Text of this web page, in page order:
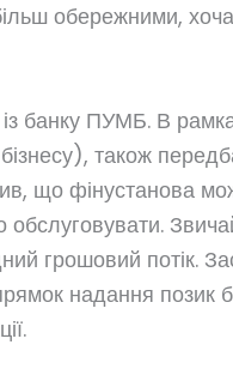
обережними,
банку ПУМБ. В
також
що фінустанова
обслуговувати.
грошовий потік.
надання позик